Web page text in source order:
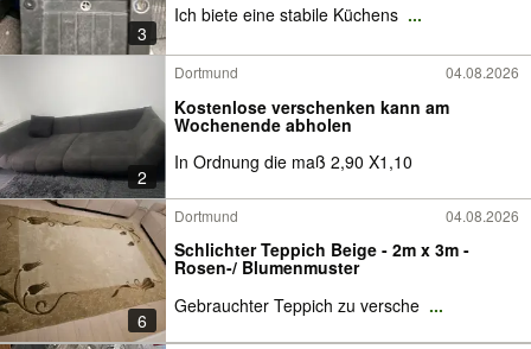
3
Ich biete eine stabile Küchens ...
2
Dortmund 04.08.2026
Kostenlose verschenken kann am
Wochenende abholen
In Ordnung die maß 2,90 X1,10
6
Dortmund 04.08.2026
Schlichter Teppich Beige - 2m x 3m -
Rosen-/ Blumenmuster
Gebrauchter Teppich zu versche ...